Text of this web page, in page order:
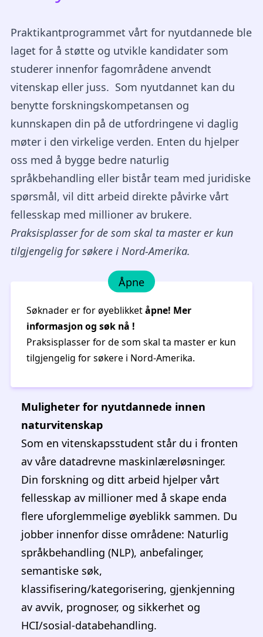
for nyutdannede
Praktikantprogrammet vårt for nyutdannede ble
laget for å støtte og utvikle kandidater som
studerer innenfor fagområdene anvendt
vitenskap eller juss. Som nyutdannet kan du
benytte forskningskompetansen og
kunnskapen din på de utfordringene vi daglig
møter i den virkelige verden. Enten du hjelper
oss med å bygge bedre naturlig
språkbehandling eller bistår team med juridiske
spørsmål, vil ditt arbeid direkte påvirke vårt
fellesskap med millioner av brukere.
tilgjengelig for søkere i Nord-Amerika.
Søknader er for øyeblikketåpne! Mer
informasjon og søk nå !
tilgjengelig for søkere i Nord-Amerika.
Åpne
Muligheter for nyutdannede innen
naturvitenskap
Som en vitenskapsstudent står du i fronten
av våre datadrevne maskinlæreløsninger.
Din forskning og ditt arbeid hjelper vårt
fellesskap av millioner med å skape enda
flere uforglemmelige øyeblikk sammen. Du
jobber innenfor disse områdene: Naturlig
språkbehandling (NLP), anbefalinger,
semantiske søk,
klassifisering/kategorisering, gjenkjenning